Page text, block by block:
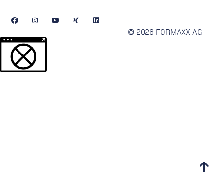
© 2026 FORMAXX AG
Weitere Informationen über den gesperrten Inhalt.